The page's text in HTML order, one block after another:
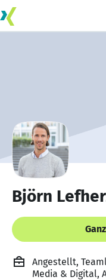
Björn
Angestellt,
Media & Digital,